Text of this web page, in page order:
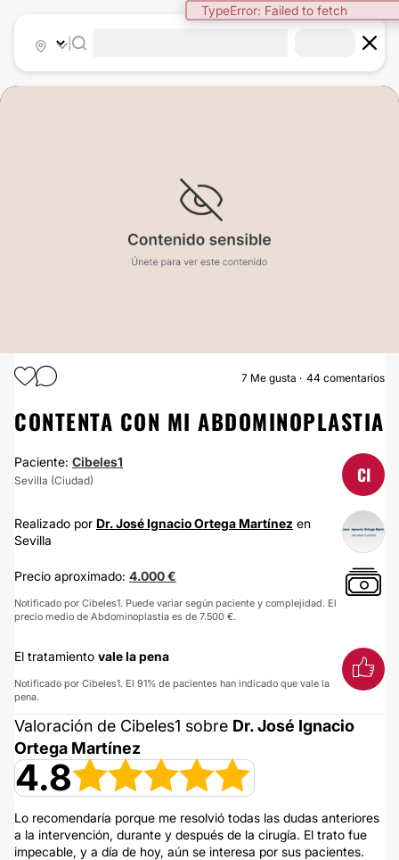
ABDOMINOPLASTIA
7 Me gusta 44 comentarios
CONTENTA CON MI ABDOMINOPLASTIA
Paciente: Cibeles1
Sevilla (Ciudad) CI
Realizado por Dr. José Ignacio Ortega Martínez en
Sevilla
Precio aproximado: 4.000 €
Notificado por Cibeles1. Puede variar según paciente y complejidad. El
precio medio de Abdominoplastia es de 7.500 €.
El tratamiento vale la pena
Notificado por Cibeles1. El 91% de pacientes han indicado que vale la
pena.
Valoración de Cibeles1 sobre Dr. José Ignacio
Ortega Martínez
4.8
Lo recomendaría porque me resolvió todas las dudas anteriores
a la intervención, durante y después de la cirugía. El trato fue
impecable, y a día de hoy, aún se interesa por sus pacientes.